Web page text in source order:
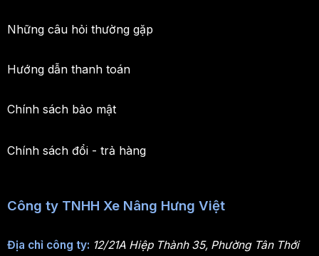
Những câu hỏi thường gặp
Hướng dẫn thanh toán
Chính sách bảo mật
Chính sách đổi - trả hàng
Công ty TNHH Xe Nâng Hưng Việt
Địa chỉ công ty: 12/21A Hiệp Thành 35, Phường Tân Thới